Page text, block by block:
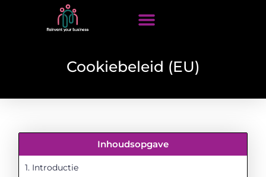
Cookiebeleid (EU)
Inhoudsopgave
1. Introductie